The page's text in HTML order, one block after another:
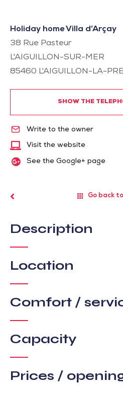
Holiday home Villa d’Arçay
38 Rue Pasteur
L'AIGUILLON-SUR-MER
85460 L'AIGUILLON-LA-
SHOW THE
Write to the owner
Visit the website
See the Google+ page
Go back
Description
Location
Comfort /
Capacity
Prices /